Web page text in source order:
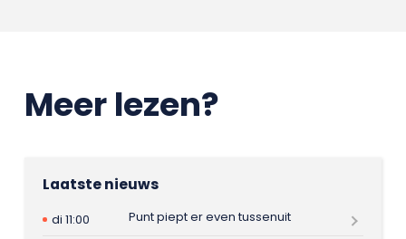
Meer lezen?
Laatste nieuws
di 11:00
Punt piept er even tussenuit